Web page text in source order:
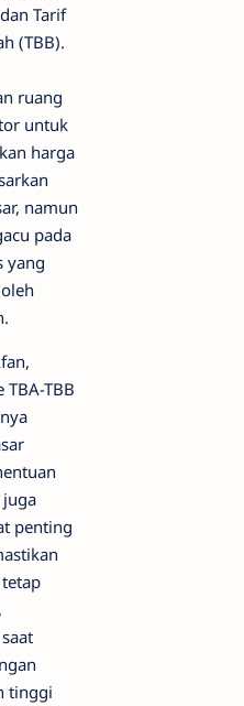
Tarif
(TBB).
ruang
untuk
harga
namun
pada
yang
TBA-TBB
penting
tinggi